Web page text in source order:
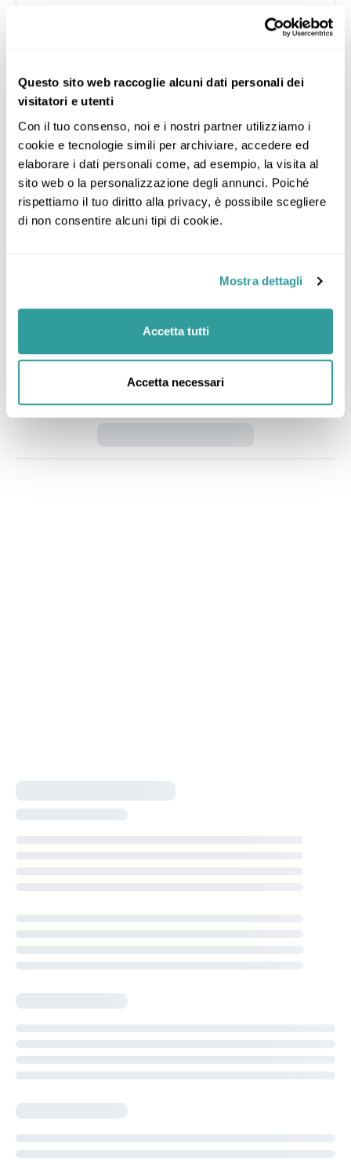
Questo sito web raccoglie alcuni dati personali dei
visitatori e utenti
Con il tuo consenso, noi e i nostri partner utilizziamo i
cookie e tecnologie simili per archiviare, accedere ed
elaborare i dati personali come, ad esempio, la visita al
sito web o la personalizzazione degli annunci. Poiché
rispettiamo il tuo diritto alla privacy, è possibile scegliere
di non consentire alcuni tipi di cookie.
Mostra dettagli
Accetta tutti
Accetta necessari